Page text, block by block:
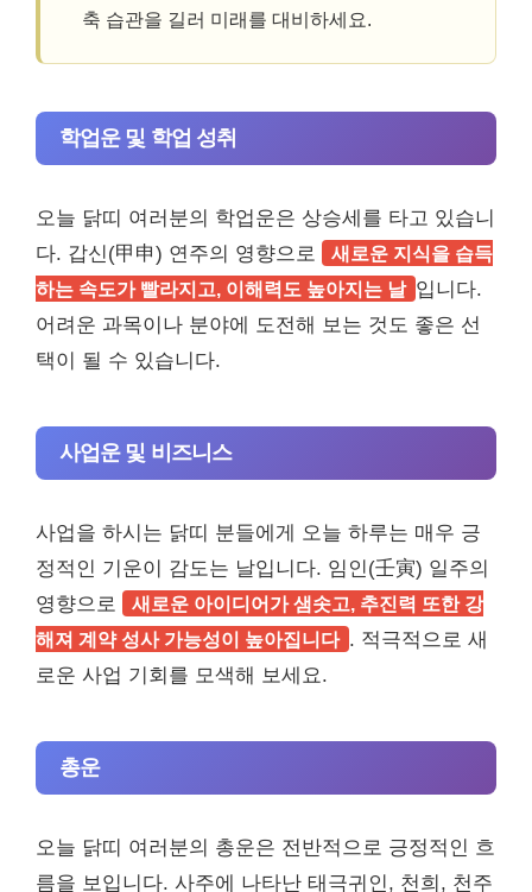
축 습관을 길러 미래를 대비하세요.
학업운 및 학업 성취
오늘 닭띠 여러분의 학업운은 상승세를 타고 있습니
다. 갑신(甲申) 연주의 영향으로
새로운 지식을 습득
하는 속도가 빨라지고, 이해력도 높아지는 날 입니다.
어려운 과목이나 분야에 도전해 보는 것도 좋은 선
택이 될 수 있습니다.
사업운 및 비즈니스
사업을 하시는 닭띠 분들에게 오늘 하루는 매우 긍
정적인 기운이 감도는 날입니다. 임인(壬寅) 일주의
영향으로
새로운 아이디어가 샘솟고, 추진력 또한 강
해져 계약 성사 가능성이 높아집니다 . 적극적으로 새
로운 사업 기회를 모색해 보세요.
총운
오늘 닭띠 여러분의 총운은 전반적으로 긍정적인 흐
름을 보입니다. 사주에 나타난 태극귀인, 천희, 천주